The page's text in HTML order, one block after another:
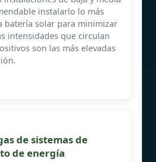
instalarlo lo más
batería solar para minimizar
intensidades que circulan
son las más elevadas
de sistemas de
de energía